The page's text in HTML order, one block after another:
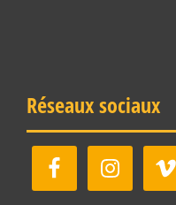
Réseaux sociaux